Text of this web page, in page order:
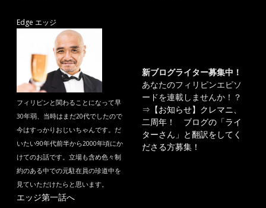
Edge エッジ
フィリピンと関わることになって早
30年弱、当時はまだ20代でしたので
今はすっかりおじいちゃんです。だ
いたい90年代前半から2000年頃にか
けてのお話です。立場も含め色々制
約のある中での元駐在員の珍道中を
見ていただけたらと思います。
エッジ第一話へ
新ブログライター募集中！
あなたのフィリピンエピソ
ードを連載しませんか！？
⇒ 【お知らせ】クレマニ、
二周年！ ブログの「ライ
ターさん」と翻訳をしてく
ださる方募集！